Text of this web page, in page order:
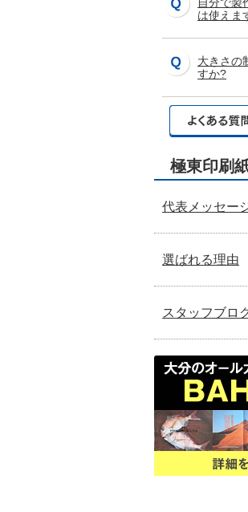
は使えま
大きさの
すか?
極東印刷
代表メッセー
選ばれる理由
スタッフブロ